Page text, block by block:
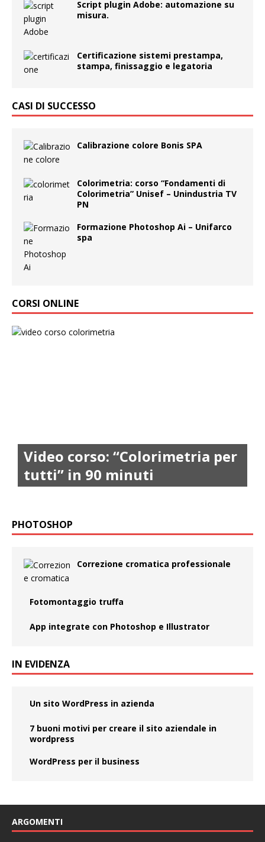
Script plugin Adobe: automazione su
misura.
Certificazione sistemi prestampa,
stampa, finissaggio e legatoria
CASI DI SUCCESSO
Calibrazione colore Bonis SPA
Colorimetria: corso “Fondamenti di
Colorimetria” Unisef – Unindustria TV
PN
Formazione Photoshop Ai – Unifarco
spa
CORSI ONLINE
Video corso: “Colorimetria per
tutti” in 90 minuti
PHOTOSHOP
Correzione cromatica professionale
Fotomontaggio truffa
App integrate con Photoshop e Illustrator
IN EVIDENZA
Un sito WordPress in azienda
7 buoni motivi per creare il sito aziendale in
wordpress
WordPress per il business
ARGOMENTI